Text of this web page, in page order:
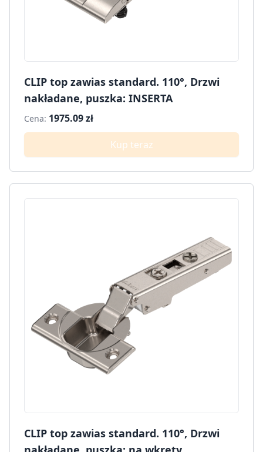
CLIP top zawias standard. 110°, Drzwi
nakładane, puszka: INSERTA
Cena: 1975.09 zł
Kup teraz
CLIP top zawias standard. 110°, Drzwi